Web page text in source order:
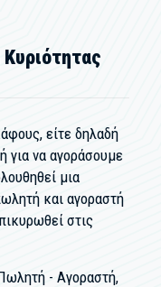
είτε δηλαδή
για να αγοράσουμε
μια
και αγοραστή
στις
- Αγοραστή,